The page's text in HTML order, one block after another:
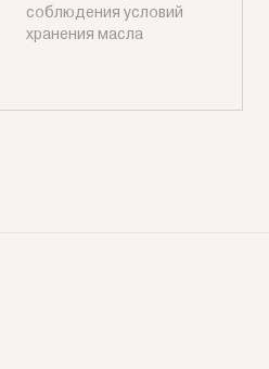
соблюдения условий
хранения масла